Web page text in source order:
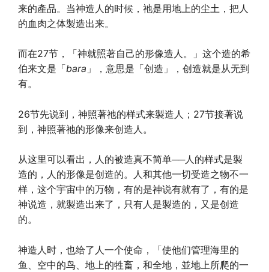
来的產品。当神造人的时候，祂是用地上的尘土，把人
的血肉之体製造出来。
而在27节，「神就照著自己的形像造人。」这个造的希
伯来文是「bara 」，意思是「创造」，创造就是从无到
有。
26节先说到，神照著祂的样式来製造人；27节接著说
到，神照著祂的形像来创造人。
从这里可以看出，人的被造真不简单──人的样式是製
造的，人的形像是创造的。人和其他一切受造之物不一
样，这个宇宙中的万物，有的是神说有就有了，有的是
神说造，就製造出来了，只有人是製造的，又是创造
的。
神造人时，也给了人一个使命，「使他们管理海里的
鱼、空中的鸟、地上的牲畜，和全地，並地上所爬的一